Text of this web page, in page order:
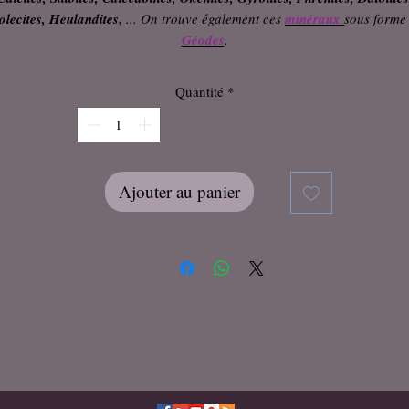
, Heulandites, ... On trouve également ces minéraux sous
Géodes.
Quantité *
Ajouter au panier